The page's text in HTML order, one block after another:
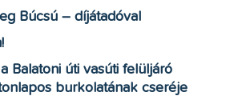
Búcsú – díjátadóval
Balatoni úti vasúti felüljáró
burkolatának cseréje